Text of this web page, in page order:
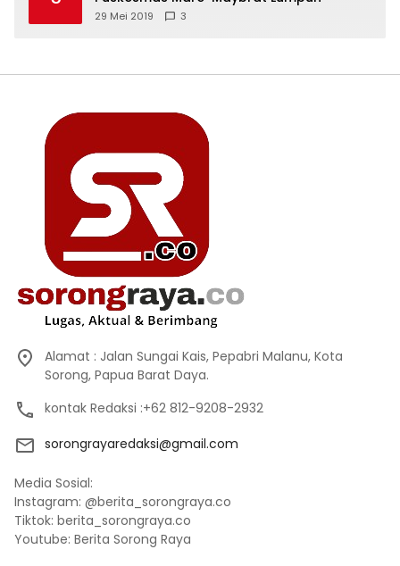
29 Mei 2019 3
Alamat : Jalan Sungai Kais, Pepabri Malanu, Kota
Sorong, Papua Barat Daya.
kontak Redaksi :+62 812-9208-2932
sorongrayaredaksi@gmail.com
Media Sosial:
Instagram: @berita_sorongraya.co
Tiktok: berita_sorongraya.co
Youtube: Berita Sorong Raya